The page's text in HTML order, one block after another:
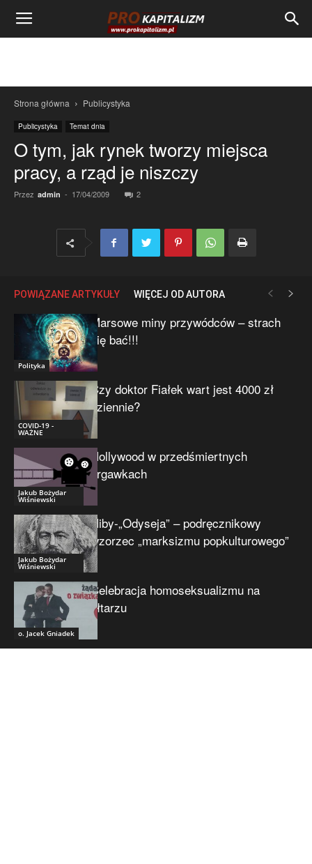
Strona główna Publicystyka
Publicystyka Temat dnia
O tym, jak rynek tworzy miejsca
pracy, a rząd je niszczy
Przez admin - 17/04/2009 2
POWIĄZANE ARTYKUŁY WIĘCEJ OD AUTORA
Polityka
Marsowe miny przywódców – strach
się bać!!!
COVID-19 -
WAŻNE
Czy doktor Fiałek wart jest 4000 zł
dziennie?
Jakub Bożydar
Wiśniewski
Hollywood w przedśmiertnych
drgawkach
Jakub Bożydar
Wiśniewski
Niby-„Odyseja” – podręcznikowy
wzorzec „marksizmu popkulturowego”
o. Jacek Gniadek
Celebracja homoseksualizmu na
ołtarzu